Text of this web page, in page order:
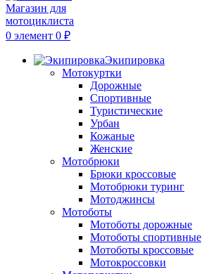
0 элемент 0 ₽
Экипировка
Мотокуртки
Дорожные
Спортивные
Туристические
Урбан
Кожаные
Женские
Мотобрюки
Брюки кроссовые
Мотобрюки туринг
Мотоджинсы
Мотоботы
Мотоботы дорожные
Мотоботы спортивные
Мотоботы кроссовые
Мотокроссовки